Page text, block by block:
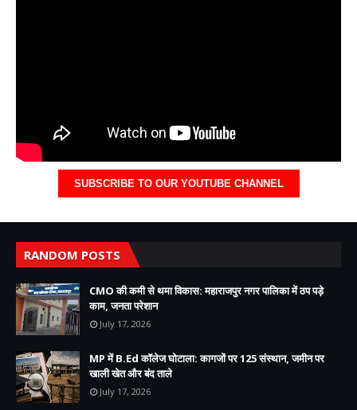
SUBSCRIBE TO OUR YOUTUBE CHANNEL
RANDOM POSTS
CMO की कमी से थमा विकास: महाराजपुर नगर पालिका में ठप पड़े
काम, जनता परेशान
July 17, 2026
MP में B.Ed कॉलेज घोटाला: कागजों पर 125 संस्थान, जमीन पर
खाली खेत और बंद ताले
July 17, 2026